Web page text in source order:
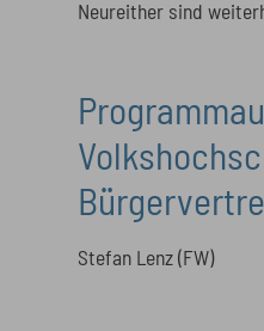
Neureither sind
Stefan Lenz (FW)